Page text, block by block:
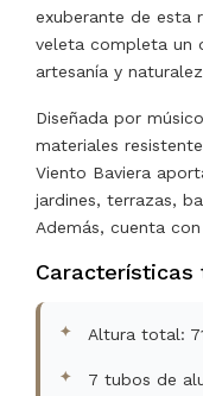
exuberante de esta
veleta completa un
artesanía y
Diseñada por
materiales
Viento Baviera
jardines, terrazas,
Además, cuenta
Características
Altura total:
7 tubos de